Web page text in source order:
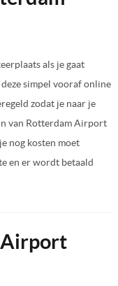
als je gaat
simpel vooraf online
zodat je naar je
van Rotterdam Airport
nog kosten moet
en er wordt betaald
Airport